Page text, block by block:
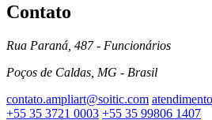
Contato
Rua Paraná, 487 - Funcionários
Poços de Caldas, MG - Brasil
contato.ampliart@soitic.com
+55 35 3721 0003 +55 35 99806 1407